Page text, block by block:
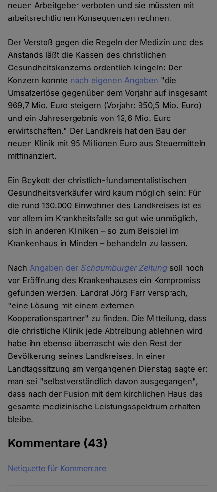
neuen Arbeitgeber verboten und sie müssten mit
arbeitsrechtlichen Konsequenzen rechnen.
Der Verstoß gegen die Regeln der Medizin und des
Anstands läßt die Kassen des christlichen
Gesundheitskonzerns ordentlich klingeln: Der
Konzern konnte nach eigenen Angaben "die
Umsatzerlöse gegenüber dem Vorjahr auf insgesamt
969,7 Mio. Euro steigern (Vorjahr: 950,5 Mio. Euro)
und ein Jahresergebnis von 13,6 Mio. Euro
erwirtschaften." Der Landkreis hat den Bau der
neuen Klinik mit 95 Millionen Euro aus Steuermitteln
mitfinanziert.
Ein Boykott der christlich-fundamentalistischen
Gesundheitsverkäufer wird kaum möglich sein: Für
die rund 160.000 Einwohner des Landkreises ist es
vor allem im Krankheitsfalle so gut wie unmöglich,
sich in anderen Kliniken – so zum Beispiel im
Krankenhaus in Minden – behandeln zu lassen.
NachAngaben der Schaumburger Zeitung soll noch
vor Eröffnung des Krankenhauses ein Kompromiss
gefunden werden. Landrat Jörg Farr versprach,
"eine Lösung mit einem externen
Kooperationspartner" zu finden. Die Mitteilung, dass
die christliche Klinik jede Abtreibung ablehnen wird
habe ihn ebenso überrascht wie den Rest der
Bevölkerung seines Landkreises. In einer
Landtagssitzung am vergangenen Dienstag sagte er:
man sei "selbstverständlich davon ausgegangen",
dass nach der Fusion mit dem kirchlichen Haus das
gesamte medizinische Leistungsspektrum erhalten
bleibe.
Kommentare (43)
Netiquette für Kommentare